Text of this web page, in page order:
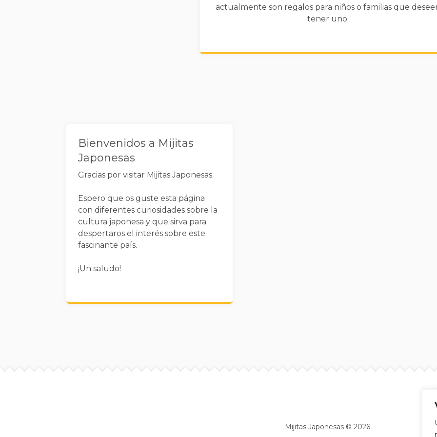
actualmente son regalos para niños o familias que
tener uno.
Bienvenidos a Mijitas
Japonesas
Gracias por visitar Mijitas Japonesas.
Espero que os guste esta página
con diferentes curiosidades sobre la
cultura japonesa y que sirva para
despertaros el interés sobre este
fascinante país.
¡Un saludo!
Site infoMijitas Japonesas © 2026